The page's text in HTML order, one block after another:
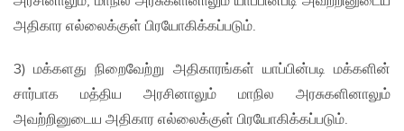
அதிகார எல்லைக்குள் பிரயோகிக்கப்படும்.
3) மக்களது நிறைவேற்று அதிகாரங்கள் யாப்பின்படி மக்களின்
சார்பாக மத்திய அரசினாலும் மாநில அரசுகளினாலும்
அவற்றினுடைய அதிகார எல்லைக்குள் பிரயோகிக்கப்படும்.